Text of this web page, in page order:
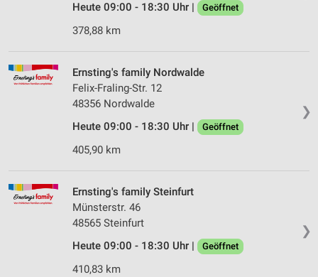
Heute 09:00 - 18:30 Uhr |
Geöffnet
378,88 km
❯
Ernsting's family Nordwalde
Felix-Fraling-Str. 12
48356 Nordwalde
Heute 09:00 - 18:30 Uhr |
Geöffnet
405,90 km
❯
Ernsting's family Steinfurt
Münsterstr. 46
48565 Steinfurt
Heute 09:00 - 18:30 Uhr |
Geöffnet
410,83 km